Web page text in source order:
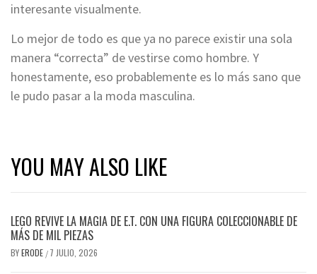
interesante visualmente.
Lo mejor de todo es que ya no parece existir una sola
manera “correcta” de vestirse como hombre. Y
honestamente, eso probablemente es lo más sano que
le pudo pasar a la moda masculina.
YOU MAY ALSO LIKE
LEGO REVIVE LA MAGIA DE E.T. CON UNA FIGURA COLECCIONABLE DE
MÁS DE MIL PIEZAS
BYERODE / 7 JULIO, 2026